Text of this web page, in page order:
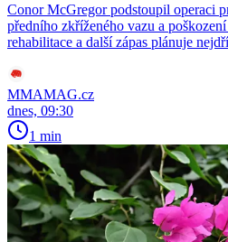
Conor McGregor podstoupil operaci
předního zkříženého vazu a
rehabilitace a další zápas plánuje
MMAMAG.cz
dnes, 09:30
1 min